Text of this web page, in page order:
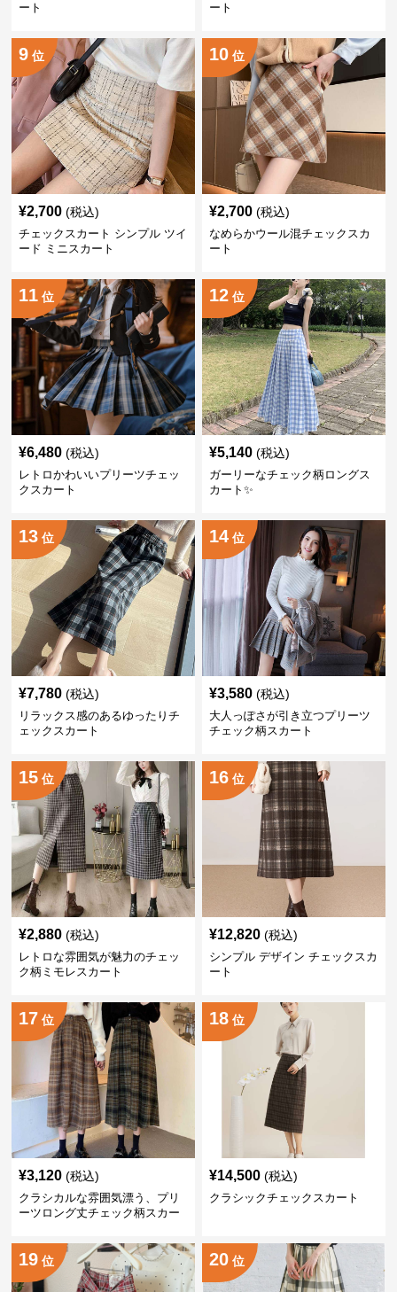
ート
ート
9 位
¥2,700 (税込)
チェックスカート シンプル ツイ
ード ミニスカート
10 位
¥2,700 (税込)
なめらかウール混チェックスカ
ート
11 位
¥6,480 (税込)
レトロかわいいプリーツチェッ
クスカート
12 位
¥5,140 (税込)
ガーリーなチェック柄ロングス
カート✨
13 位
¥7,780 (税込)
リラックス感のあるゆったりチ
ェックスカート
14 位
¥3,580 (税込)
大人っぽさが引き立つプリーツ
チェック柄スカート
15 位
¥2,880 (税込)
レトロな雰囲気が魅力のチェッ
ク柄ミモレスカート
16 位
¥12,820 (税込)
シンプル デザイン チェックスカ
ート
17 位
¥3,120 (税込)
クラシカルな雰囲気漂う、プリ
ーツロング丈チェック柄スカー
18 位
¥14,500 (税込)
クラシックチェックスカート
19 位 20 位